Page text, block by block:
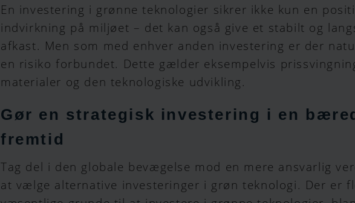
En investering i grønne teknologier sikrer ikke kun en
indvirkning på miljøet – det kan også give et stabilt og
afkast. Men som med enhver anden investering er der
en risiko forbundet. Dette gælder eksempelvis
materialer og den teknologiske udvikling.
Gør en strategisk investering i en
fremtid
Tag del i den globale bevægelse mod en mere ansvarlig
at vælge alternative investeringer i grøn teknologi. Der er